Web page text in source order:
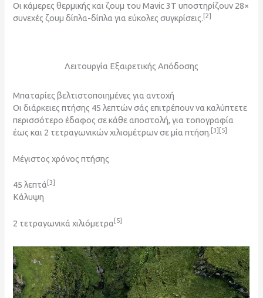
Οι κάμερες θερμικής και ζουμ του Mavic 3T υποστηρίζουν 28×
συνεχές ζουμ δίπλα-δίπλα για εύκολες συγκρίσεις. [2]
Λειτουργία Εξαιρετικής Απόδοσης
Μπαταρίες βελτιστοποιημένες για αντοχή
Οι διάρκειες πτήσης 45 λεπτών σάς επιτρέπουν να καλύπτετε
περισσότερο έδαφος σε κάθε αποστολή, για τοπογραφία
έως και 2 τετραγωνικών χιλιομέτρων σε μία πτήση. [3] [5]
Μέγιστος χρόνος πτήσης
45 λεπτά [3]
Κάλυψη
2 τετραγωνικά χιλιόμετρα [5]